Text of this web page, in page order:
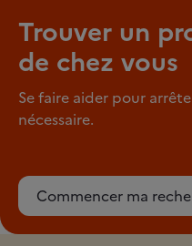
Trouver un
de chez vous
Se faire aider pour
nécessaire.
Commencer ma